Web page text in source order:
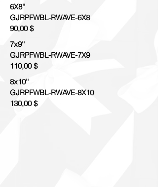
6X8''
GJRPFWBL-RWAVE-6X8
90,00 $
7x9''
GJRPFWBL-RWAVE-7X9
110,00 $
8x10''
GJRPFWBL-RWAVE-8X10
130,00 $